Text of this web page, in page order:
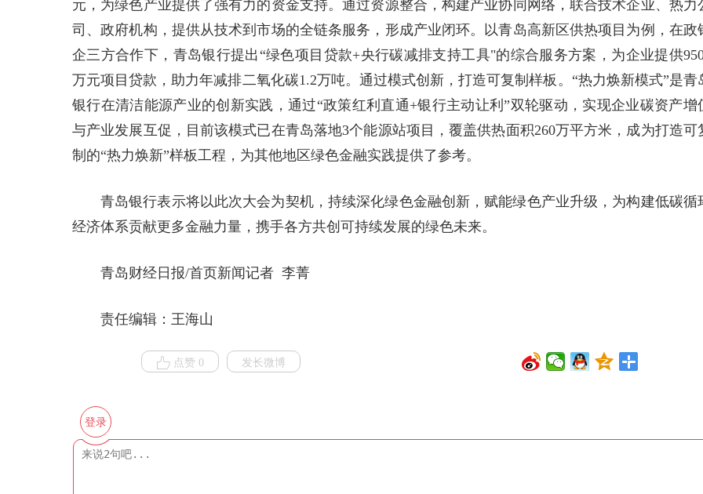
元，为绿色产业提供了强有力的资金支持。通过资源整合，构建产业协同网络，联合技术企业、热力
司、政府机构，提供从技术到市场的全链条服务，形成产业闭环。以青岛高新区供热项目为例，在政
企三方合作下，青岛银行提出“绿色项目贷款+央行碳减排支持工具"的综合服务方案，为企业提供
万元项目贷款，助力年减排二氧化碳1.2万吨。通过模式创新，打造可复制样板。“热力焕新模式”是青
银行在清洁能源产业的创新实践，通过“政策红利直通+银行主动让利”双轮驱动，实现企业碳资产增
与产业发展互促，目前该模式已在青岛落地3个能源站项目，覆盖供热面积260万平方米，成为打造可
制的“热力焕新”样板工程，为其他地区绿色金融实践提供了参考。
青岛银行表示将以此次大会为契机，持续深化绿色金融创新，赋能绿色产业升级，为构建低碳循
经济体系贡献更多金融力量，携手各方共创可持续发展的绿色未来。
青岛财经日报/首页新闻记者 李菁
责任编辑：王海山
点赞 0 发长微博
登录